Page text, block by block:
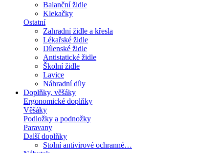
Balanční židle
Klekačky
Ostatní
Zahradní židle a křesla
Lékařské židle
Dílenské židle
Antistatické židle
Školní židle
Lavice
Náhradní díly
Doplňky, věšáky
Ergonomické doplňky
Věšáky
Podložky a podnožky
Paravany
Další doplňky
Stolní antivirové ochranné…